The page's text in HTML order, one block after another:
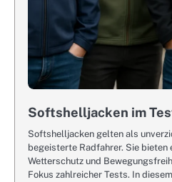
Softshelljacken im
Softshelljacken gelten als
begeisterte Radfahrer. Sie bieten
Wetterschutz und
Fokus zahlreicher Tests. In